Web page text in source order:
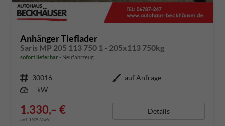
Anhänger Tieflader
Saris MP 205 113 750 1 - 205x113 750kg
sofort lieferbar Neufahrzeug
Fahrzeugnummer 30016 Außenfarbe auf Anfrage
Leistung – kW
1.330,– €
incl. 19% MwSt.
Details